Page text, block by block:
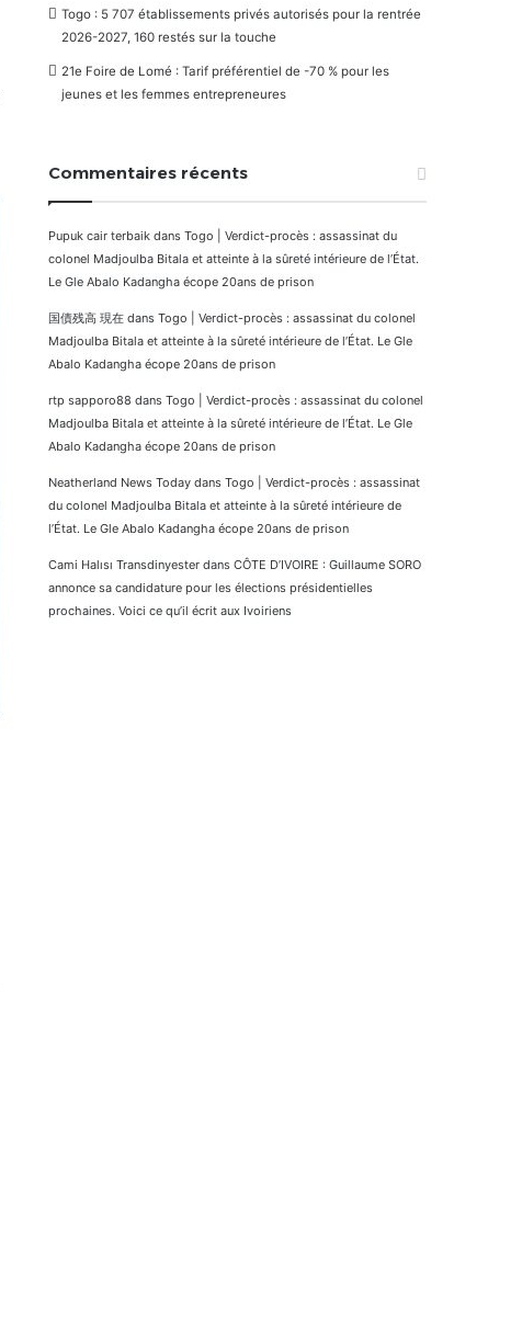
Togo : 5 707 établissements privés autorisés pour la rentrée
2026-2027, 160 restés sur la touche
21e Foire de Lomé : Tarif préférentiel de -70 % pour les
jeunes et les femmes entrepreneures
Commentaires récents
Pupuk cair terbaik dans Togo | Verdict-procès : assassinat du
colonel Madjoulba Bitala et atteinte à la sûreté intérieure de l’État.
Le Gle Abalo Kadangha écope 20ans de prison
国債残高 現在 dans Togo | Verdict-procès : assassinat du colonel
Madjoulba Bitala et atteinte à la sûreté intérieure de l’État. Le Gle
Abalo Kadangha écope 20ans de prison
rtp sapporo88 dans Togo | Verdict-procès : assassinat du colonel
Madjoulba Bitala et atteinte à la sûreté intérieure de l’État. Le Gle
Abalo Kadangha écope 20ans de prison
Neatherland News Today dans Togo | Verdict-procès : assassinat
du colonel Madjoulba Bitala et atteinte à la sûreté intérieure de
l’État. Le Gle Abalo Kadangha écope 20ans de prison
Cami Halısı Transdinyester dans CÔTE D’IVOIRE : Guillaume SORO
annonce sa candidature pour les élections présidentielles
prochaines. Voici ce qu’il écrit aux Ivoiriens